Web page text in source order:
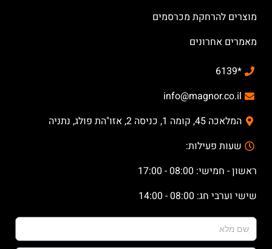
מוצרים להרחקת מכרסמים
מאמרים אחרונים
*6139
info@magnor.co.il
המלאכה 45, קומה 1, כניסה 2, אזו"הת פולג, נתניה
שעות פעילות:
ראשון - חמישי: 08:00 - 17:00
שישי וערבי חג: 08:00 - 14:00